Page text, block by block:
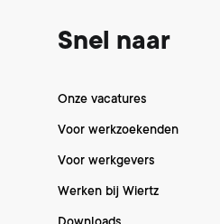
Snel naar
Onze vacatures
Voor werkzoekenden
Voor werkgevers
Werken bij Wiertz